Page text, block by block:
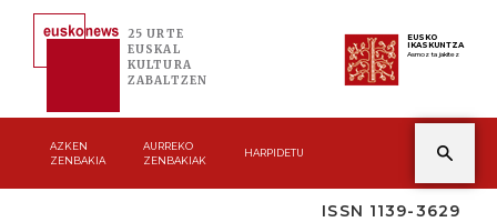
25 URTE
EUSKAL
KULTURA
ZABALTZEN
EUSKO
IKASKUNTZA
Asmoz ta jakitez
AZKEN
ZENBAKIA
AURREKO
ZENBAKIAK
HARPIDETU
ISSN 1139-3629